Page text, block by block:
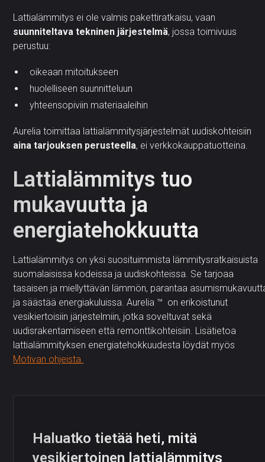
Lattialämmitys ei ole valmis pakettiratkaisu, vaan
suunniteltava tekninen järjestelmä, jossa toimivuus
perustuu:
oikeaan mitoitukseen
huolelliseen suunnitteluun
yhteensopiviin materiaaleihin
Aurelia toimittaa lattialämmitysjärjestelmät uudiskohteisiin
aina tarjouksen perusteella, ei verkkokauppatuotteina.
Lattialämmitys tuo
mukavuutta ja
energiatehokkuutta
Lattialämmitys on yksi suosituimmista lämmitysratkaisuista
suomalaisissa kodeissa ja uudiskohteissa. Se tarjoaa
tasaisen ja miellyttävän lämmön, parantaa
ja säästää energiakuluissa. Aurelia ™ on erikoistunut
vesikiertoisiin järjestelmiin, jotka soveltuvat sekä
uudisrakentamiseen että remonttikohteisiin. Lisätietoa
lattialämmityksen energiatehokkuudesta löydät myös
Motivan ohjeista.
Haluatko tietää heti, mitä
vesikiertoinen lattialämmitys